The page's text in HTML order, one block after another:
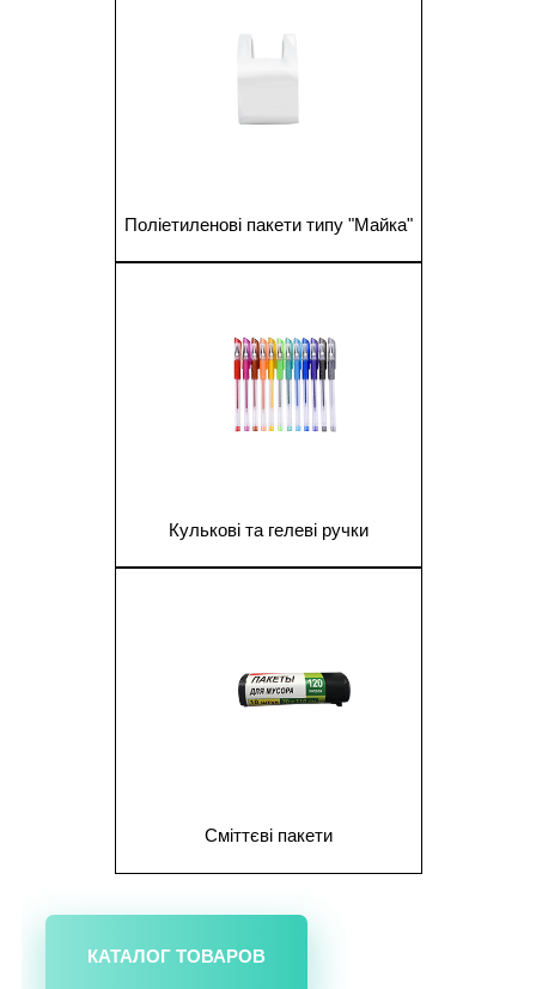
Поліетиленові пакети типу "Майка"
Кулькові та гелеві ручки
Сміттєві пакети
КАТАЛОГ ТОВАРОВ